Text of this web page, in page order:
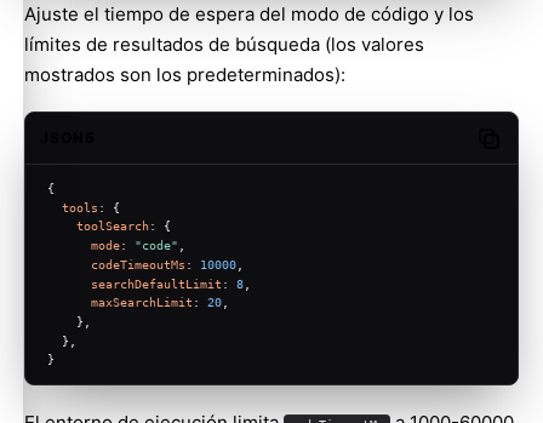
Ajuste el tiempo de espera del modo de código y los
límites de resultados de búsqueda (los valores
mostrados son los predeterminados):
{
tools : {
toolSearch: {
mode: "code"
codeTimeoutMs : 10000
searchDefaultLimit : 8
maxSearchLimit : 20
    },
  },
}